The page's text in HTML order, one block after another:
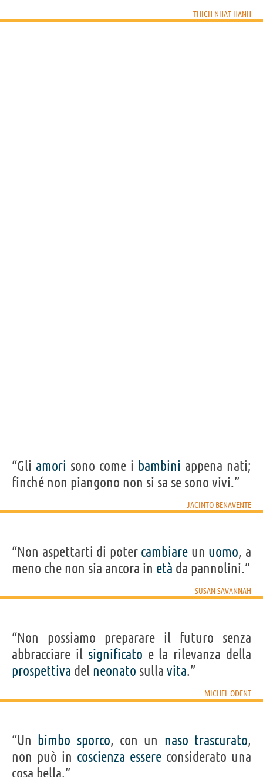
THICH NHAT HANH
“Gli amori sono come i bambini appena nati;
finché non piangono non si sa se sono vivi.”
JACINTO BENAVENTE
“Non aspettarti di poter cambiare un uomo, a
meno che non sia ancora in età da pannolini.”
SUSAN SAVANNAH
“Non possiamo preparare il futuro senza
abbracciare il significato e la rilevanza della
prospettiva del neonato sulla vita.”
MICHEL ODENT
“Un bimbo sporco, con un naso trascurato,
non può in coscienza essere considerato una
cosa bella.”